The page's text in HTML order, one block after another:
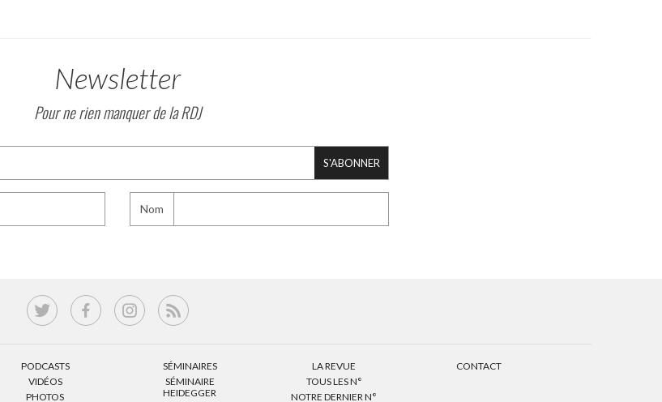
Newsletter
Pour ne rien manquer de la RDJ
S'ABONNER
Nom
PODCASTS
VIDÉOS
PHOTOS
SÉMINAIRES
SÉMINAIRE
HEIDEGGER
LA REVUE
TOUS LES N°
NOTRE DERNIER N°
CONTACT